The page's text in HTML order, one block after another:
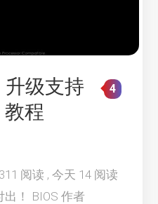
升级支持
教程
4
阅读 , 今天 14 阅读
！ BIOS 作者